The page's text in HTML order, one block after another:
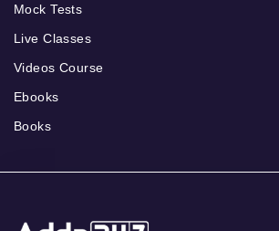
Mock Tests
Live Classes
Videos Course
Ebooks
Books